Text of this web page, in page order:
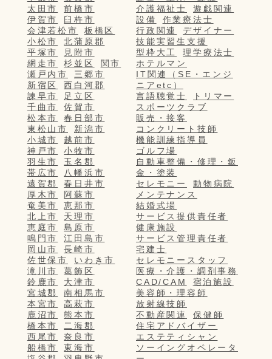
太田市
前橋市
伊賀市
臼杵市
会津若松市
板橋区
小松市
北蒲原郡
平塚市
見附市
網走市
杉並区
関市
瀬戸内市
三郷市
新宿区
西白河郡
諫早市
足立区
千曲市
佐賀市
松本市
春日部市
東松山市
新潟市
小城市
越前市
神戸市
小牧市
羽生市
玉名郡
帯広市
八幡浜市
遠賀郡
春日井市
厚木市
阿蘇市
奄美市
恵那市
北上市
天理市
恵庭市
島原市
鳴門市
江田島市
岡山市
長崎市
佐世保市
いわき市
滝川市
葛飾区
鈴鹿市
大津市
宮城郡
南相馬市
本宮市
高萩市
鹿沼市
熊本市
橋本市
二海郡
西尾市
奈良市
船橋市
東海市
介護福祉士
遊戯関連
設備
作業療法士
行政関連
デザイナー
技能実習生支援
型枠大工
理学療法士
ホテルマン
IT関連（SE・エンジ
ニアetc）
言語聴覚士
トリマー
スポーツクラブ
販売・接客
コンクリート技師
機能訓練指導員
ゴルフ場
自動車整備・修理・鈑
金・塗装
セレモニー
動物病院
メンテナンス
結婚式場
サービス提供責任者
健康施設
サービス管理責任者
宅建士
セレモニースタッフ
医療・介護・調剤事務
CAD/CAM
宿泊施設
美容師・理容師
放射線技師
不動産関連
保健師
住宅アドバイザー
エステティシャン
ソーイングオペレータ